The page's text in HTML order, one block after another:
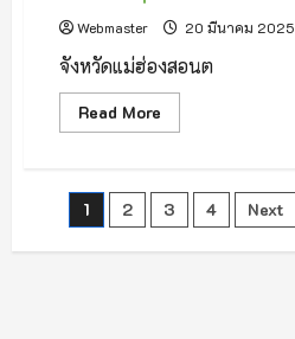
Webmaster 20 มีนาคม 2025
จังหวัดแม่ฮ่องสอนต
Read More
more
เครื่อง!
เดิน
Posts
pagination
1 2 3 4 Next